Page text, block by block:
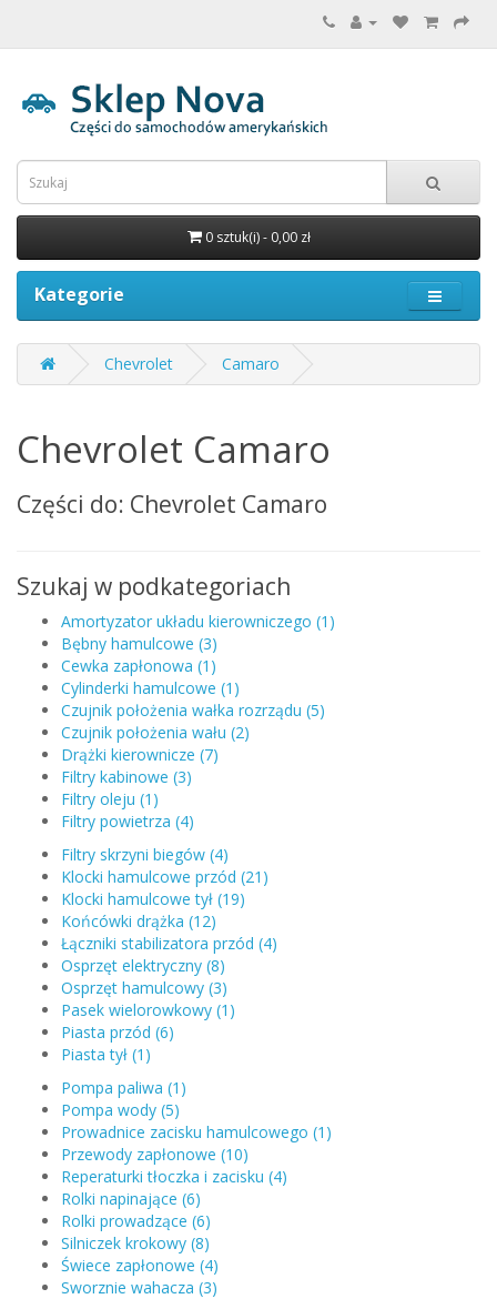
0 sztuk(i) - 0,00 zł
Kategorie
Chevrolet Camaro
Chevrolet Camaro
Części do: Chevrolet Camaro
Szukaj w podkategoriach
Amortyzator układu kierowniczego (1)
Bębny hamulcowe (3)
Cewka zapłonowa (1)
Cylinderki hamulcowe (1)
Czujnik położenia wałka rozrządu (5)
Czujnik położenia wału (2)
Drążki kierownicze (7)
Filtry kabinowe (3)
Filtry oleju (1)
Filtry powietrza (4)
Filtry skrzyni biegów (4)
Klocki hamulcowe przód (21)
Klocki hamulcowe tył (19)
Końcówki drążka (12)
Łączniki stabilizatora przód (4)
Osprzęt elektryczny (8)
Osprzęt hamulcowy (3)
Pasek wielorowkowy (1)
Piasta przód (6)
Piasta tył (1)
Pompa paliwa (1)
Pompa wody (5)
Prowadnice zacisku hamulcowego (1)
Przewody zapłonowe (10)
Reperaturki tłoczka i zacisku (4)
Rolki napinające (6)
Rolki prowadzące (6)
Silniczek krokowy (8)
Świece zapłonowe (4)
Sworznie wahacza (3)